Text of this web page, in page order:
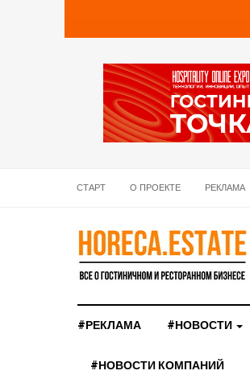
СТАРТ О ПРОЕКТЕ РЕКЛАМА
#РЕКЛАМА #НОВОСТИ
#НОВОСТИ КОМПАНИЙ